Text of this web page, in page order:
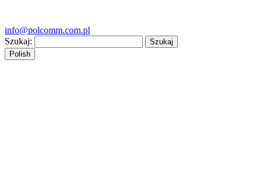
info@polcomm.com.pl
Szukaj:
Polish